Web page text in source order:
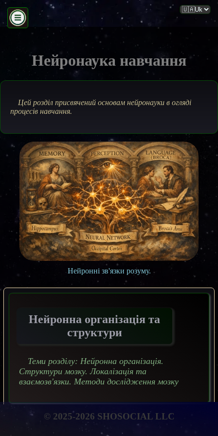
Нейронаука навчання
Цей розділ присвячений основам нейронауки в огляді
процесів навчання.
Нейронні зв'язки розуму.
Нейронна організація та
структури
Теми розділу: Нейронна організація.
Структури мозку. Локалізація та
взаємозв'язки. Методи дослідження мозку
© 2025-2026 SHOSOCIAL LLC